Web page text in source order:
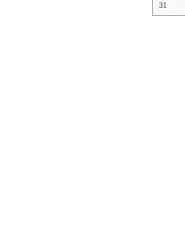
31